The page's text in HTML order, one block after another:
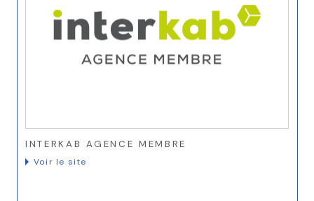
INTERKAB AGENCE MEMBRE
Voir le site